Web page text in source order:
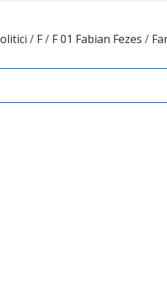
/ F/ F 01 Fabian Fezes /